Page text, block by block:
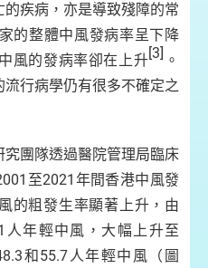
疾病，亦是導致殘障的常
的整體中風發病率呈下降
風的發病率卻在上升[3] 。
行病學仍有很多不確定之
團隊透過醫院管理局臨床
至2021年間香港中風發
的粗發生率顯著上升，由
人年輕中風，大幅上升至
和55.7人年輕中風（圖